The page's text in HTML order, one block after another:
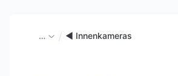
… ◄ Innenkameras